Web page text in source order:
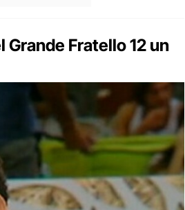
Fratello 12 un